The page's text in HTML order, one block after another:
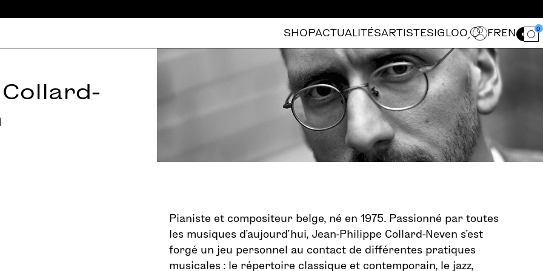
SHOPACTUALITÉSARTISTES IGLOO
Ouvrir le
FR EN 0
Pianiste et compositeur belge, né en 1975. Passionné par toutes
les musiques d’aujourd’hui, Jean-Philippe Collard-Neven s’est
forgé un jeu personnel au contact de différentes pratiques
musicales : le répertoire classique et contemporain, le jazz,